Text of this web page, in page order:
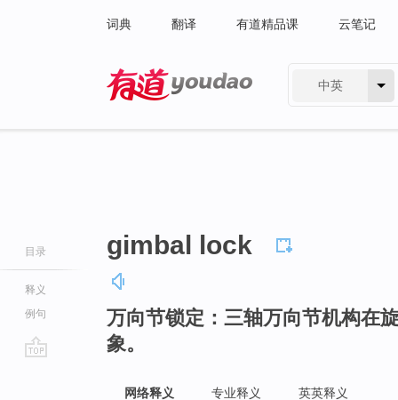
词典 翻译 有道精品课 云笔记
中英
目录
释义
例句
gimbal lock
万向节锁定：三轴万向节机构在
象。
网络释义 专业释义 英英释义